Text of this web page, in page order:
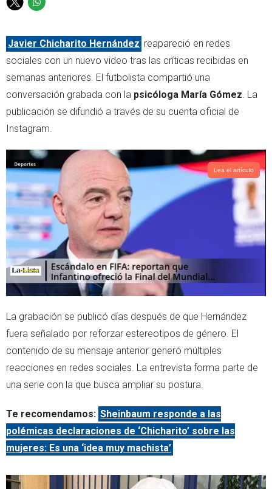
T
i
t
t
r
W
a
t
s
p
p
Javier Chicharito Hernández reapareció en redes
sociales con un nuevo video tras las críticas recibidas en
semanas anteriores. El futbolista compartió una
conversación grabada con la psicóloga María Gómez. La
publicación se difundió a través de su cuenta oficial de
Instagram.
Lea el artículo
La grabación se publicó días después de que Hernández
fuera señalado por reforzar estereotipos de género. El
contenido de su mensaje anterior generó múltiples
reacciones en redes sociales. La entrevista forma parte de
una serie con la que busca ampliar su postura.
Te recomendamos: Sheinbaum responde a las
polémicas declaraciones de ‘Chicharito’ sobre las
mujeres: Es una ‘idea muy machista’